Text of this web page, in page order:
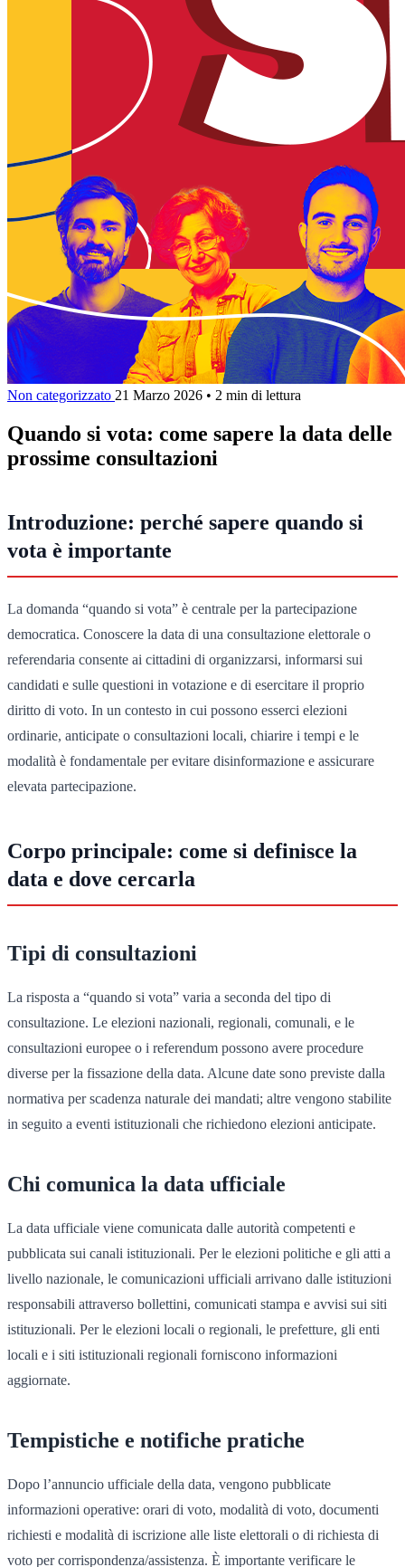
Non categorizzato 21 Marzo 2026 • 2 min di lettura
Quando si vota: come sapere la data delle
prossime consultazioni
Introduzione: perché sapere quando si
vota è importante
La domanda “quando si vota” è centrale per la partecipazione
democratica. Conoscere la data di una consultazione elettorale o
referendaria consente ai cittadini di organizzarsi, informarsi sui
candidati e sulle questioni in votazione e di esercitare il proprio
diritto di voto. In un contesto in cui possono esserci elezioni
ordinarie, anticipate o consultazioni locali, chiarire i tempi e le
modalità è fondamentale per evitare disinformazione e assicurare
elevata partecipazione.
Corpo principale: come si definisce la
data e dove cercarla
Tipi di consultazioni
La risposta a “quando si vota” varia a seconda del tipo di
consultazione. Le elezioni nazionali, regionali, comunali, e le
consultazioni europee o i referendum possono avere procedure
diverse per la fissazione della data. Alcune date sono previste dalla
normativa per scadenza naturale dei mandati; altre vengono stabilite
in seguito a eventi istituzionali che richiedono elezioni anticipate.
Chi comunica la data ufficiale
La data ufficiale viene comunicata dalle autorità competenti e
pubblicata sui canali istituzionali. Per le elezioni politiche e gli atti a
livello nazionale, le comunicazioni ufficiali arrivano dalle istituzioni
responsabili attraverso bollettini, comunicati stampa e avvisi sui siti
istituzionali. Per le elezioni locali o regionali, le prefetture, gli enti
locali e i siti istituzionali regionali forniscono informazioni
aggiornate.
Tempistiche e notifiche pratiche
Dopo l’annuncio ufficiale della data, vengono pubblicate
informazioni operative: orari di voto, modalità di voto, documenti
richiesti e modalità di iscrizione alle liste elettorali o di richiesta di
voto per corrispondenza/assistenza. È importante verificare le